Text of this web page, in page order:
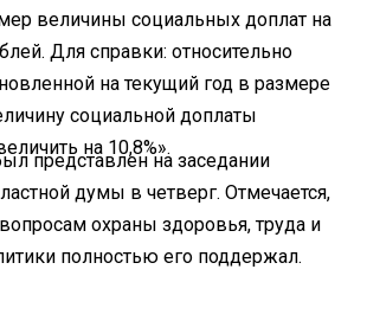
величины социальных доплат на
Для справки: относительно
на текущий год в размере
социальной доплаты
на 10,8%».
представлен на заседании
думы в четверг. Отмечается,
охраны здоровья, труда и
полностью его поддержал.